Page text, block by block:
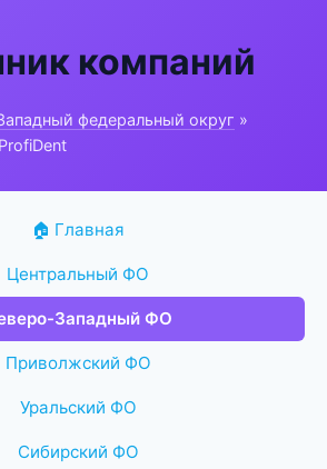
компаний
федеральный округ »
🏠 Главная
Центральный ФО
Западный ФО
Приволжский ФО
Уральский ФО
Сибирский ФО